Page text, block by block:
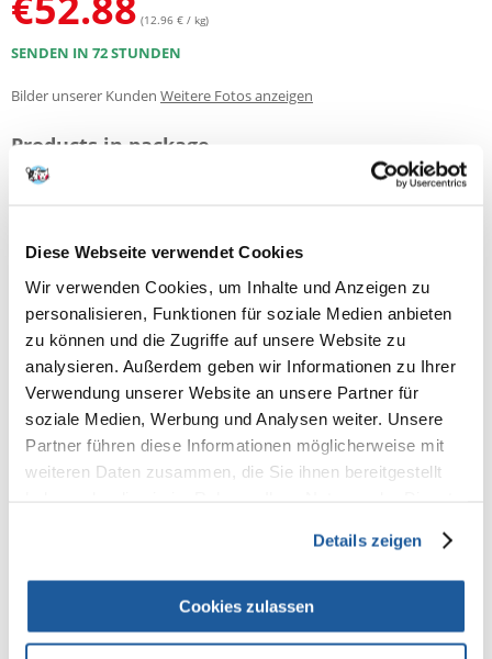
Diese Webseite verwendet Cookies
Wir verwenden Cookies, um Inhalte und Anzeigen zu
personalisieren, Funktionen für soziale Medien anbieten
zu können und die Zugriffe auf unsere Website zu
analysieren. Außerdem geben wir Informationen zu Ihrer
Verwendung unserer Website an unsere Partner für
soziale Medien, Werbung und Analysen weiter. Unsere
Partner führen diese Informationen möglicherweise mit
weiteren Daten zusammen, die Sie ihnen bereitgestellt
Details zeigen
Cookies zulassen
(12.96 € / kg)
SENDEN IN 72 STUNDEN
Bilder unserer Kunden Weitere Fotos anzeigen
Products in package
ROYAL CANIN Digestive Care Hund - Mousse 12 x 85
Produktbeschreibung
ZUSAMMENSETZUNG: Fleisch und tierische Nebenerzeugnisse,
pflanzliche Nebenerzeugnisse, Getreide, Öle und Fette, Mineralstoffe,
Zucker. ZUSATZSTOFFE (pro kg): Ernährungsphysiologische Zusatzstoffe:
Vitamin D3: 190 IE, E1 (Eisen): 5 mg, E2 (Jod): 0,3 mg, E4 (Kupfer): 2,4 mg,
E5 (Mangan): 1,4 mg, E6 (Zink): 14 mg - Technologische Zusatzstoffe:
Klinoptilolith sedimentären Ursprungs: 2,2 g. ANALYTISCHE
BESTANDTEILE: Protein: 8,6 % - Fettgehalt: 5,7 % - Rohasche: 1,9 % -
mindestens haltbar bis: siehe Aufdruck. Bitte kühl und trocken lagern.